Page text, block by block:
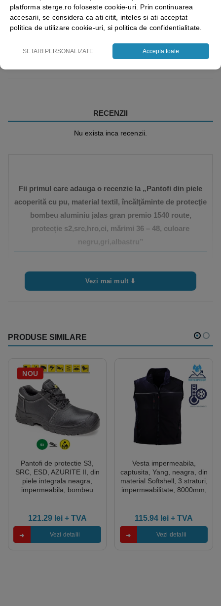
Vezi mai mult ⬇
RECENZII
Nu exista inca recenzii.
Fii primul care adauga o recenzie la „Pantofi din piele
acoperită cu pu, material textil, încălţăminte de protecţie
bombeu aluminiu jalas gran premio 1540 route,
protecție s2,src,hro,ci, mărimi 36 – 48, culoare
negru,gri,albastru”
Vezi mai mult ⬇
PRODUSE SIMILARE
NOU
Pantofi de protectie S3,
SRC, ESD, AZURITE II, din
piele integrala neagra,
impermeabila, bombeu
reflectorizanta, Coverguard
121.29 lei+ TVA
Vezi detalii
Vesta impermeabila,
captusita, Yang, neagra, din
material Softshell, 3 straturi,
impermeabilitate, 8000mm,
115.94 lei + TVA
Vezi detalii
platforma sterge.ro foloseste cookie-uri. Prin continuarea
accesarii, se considera ca ati citit, inteles si ati acceptat
politica de utilizare cookie-uri, si politica de confidentialitate.
SETARI PERSONALIZATE Accepta toate